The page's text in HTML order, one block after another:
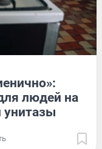
людей на
унитазы